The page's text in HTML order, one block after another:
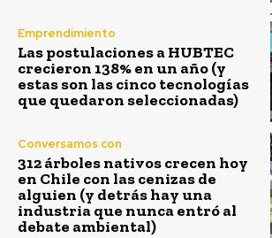
Emprendimiento
Las postulaciones a HUBTEC
crecieron 138% en un año (y
estas son las cinco tecnologías
que quedaron seleccionadas)
Conversamos con
312 árboles nativos crecen hoy
en Chile con las cenizas de
alguien (y detrás hay una
industria que nunca entró al
debate ambiental)